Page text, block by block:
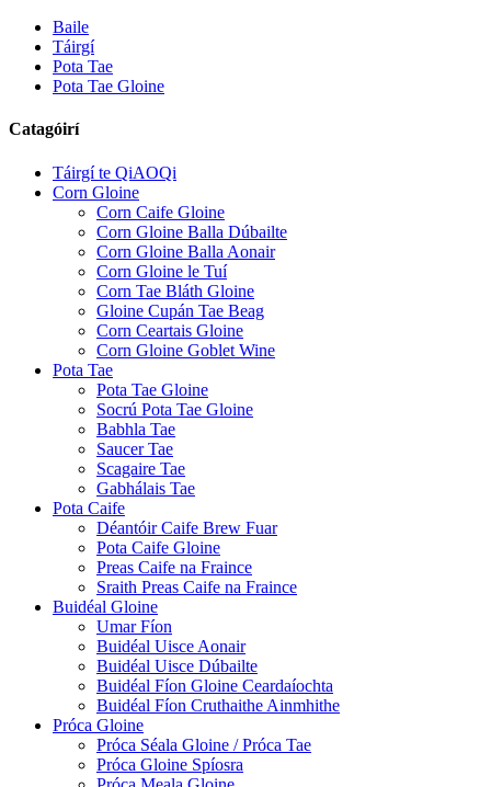
Baile
Táirgí
Pota Tae
Pota Tae Gloine
Catagóirí
Táirgí te QiAOQi
Corn Gloine
Corn Caife Gloine
Corn Gloine Balla Dúbailte
Corn Gloine Balla Aonair
Corn Gloine le Tuí
Corn Tae Bláth Gloine
Gloine Cupán Tae Beag
Corn Ceartais Gloine
Corn Gloine Goblet Wine
Pota Tae
Pota Tae Gloine
Socrú Pota Tae Gloine
Babhla Tae
Saucer Tae
Scagaire Tae
Gabhálais Tae
Pota Caife
Déantóir Caife Brew Fuar
Pota Caife Gloine
Preas Caife na Fraince
Sraith Preas Caife na Fraince
Buidéal Gloine
Umar Fíon
Buidéal Uisce Aonair
Buidéal Uisce Dúbailte
Buidéal Fíon Gloine Ceardaíochta
Buidéal Fíon Cruthaithe Ainmhithe
Próca Gloine
Próca Séala Gloine / Próca Tae
Próca Gloine Spíosra